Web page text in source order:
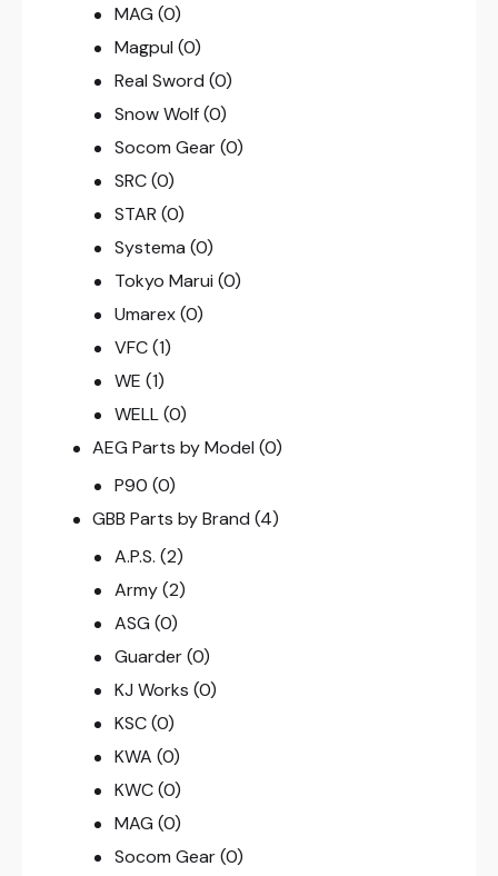
MAG (0)
Magpul (0)
Real Sword (0)
Snow Wolf (0)
Socom Gear (0)
SRC (0)
STAR (0)
Systema (0)
Tokyo Marui (0)
Umarex (0)
VFC (1)
WE (1)
WELL (0)
AEG Parts by Model (0)
P90 (0)
GBB Parts by Brand (4)
A.P.S. (2)
Army (2)
ASG (0)
Guarder (0)
KJ Works (0)
KSC (0)
KWA (0)
KWC (0)
MAG (0)
Socom Gear (0)